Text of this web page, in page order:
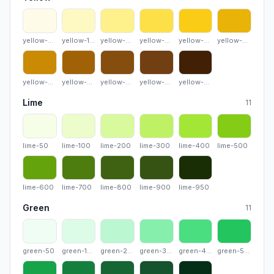
yellow-50
yellow-50
yellow-100
yellow-100
yellow-200
yellow-200
yellow-300
yellow-300
yellow-400
yellow-400
yellow-
yellow-500
yellow-600
yellow-600
yellow-700
yellow-700
yellow-800
yellow-800
yellow-900
yellow-900
yellow-950
yellow-950
Lime 11
lime-50
lime-50
lime-100
lime-100
lime-200
lime-200
lime-300
lime-300
lime-400
lime-400
lime-500
lime-500
lime-600
lime-600
lime-700
lime-700
lime-800
lime-800
lime-900
lime-900
lime-950
lime-950
Green 11
green-50
green-50
green-100
green-100
green-200
green-200
green-300
green-300
green-400
green-400
green-
green-500